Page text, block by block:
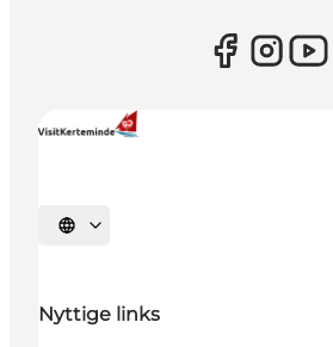
Vælg sprog
Nyttige links